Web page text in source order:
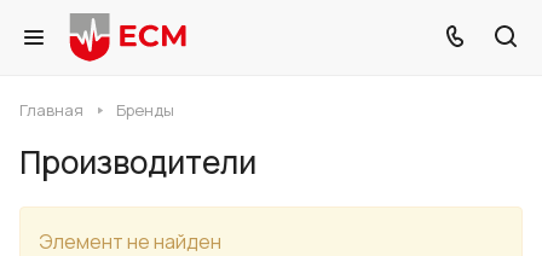
Главная Бренды
Производители
Элемент не найден